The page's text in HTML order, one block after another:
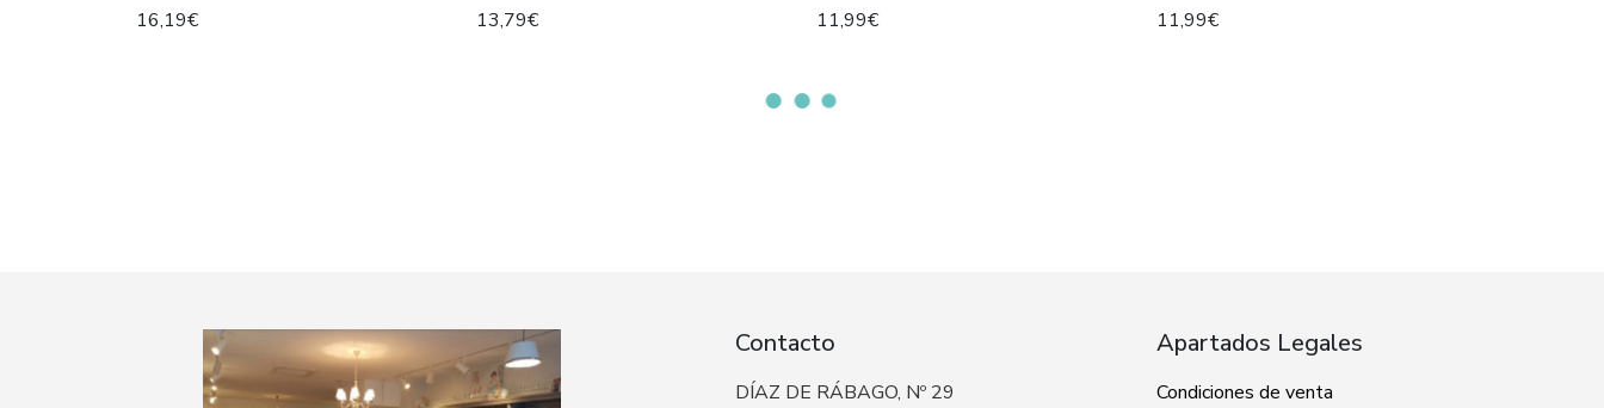
16,19€ 13,79€ 11,99€ 11,99€
Contacto
DÍAZ DE RÁBAGO, Nº 29
Apartados Legales
Condiciones de venta